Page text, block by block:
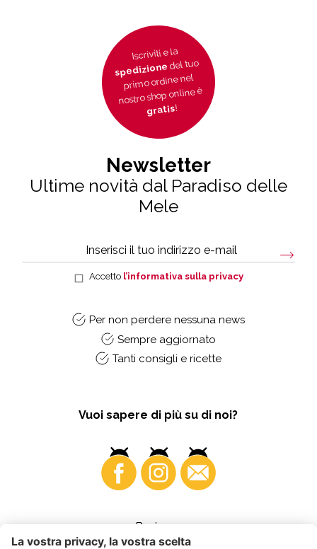
Iscriviti e la
spedizionedel tuo
primo ordine nel
nostro shop online è
gratis!
Newsletter
Ultime novità dal Paradiso delle
Mele
Accetto l’informativa sulla privacy
Per non perdere nessuna news
Sempre aggiornato
Tanti consigli e ricette
Vuoi sapere di più su di noi?
Business